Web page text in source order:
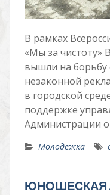
В рамках
«Мы за чистоту»
вышли на борьбу
незаконной
в городской
поддержке
Администрации
Молодёжка
ЮНОШЕСКАЯ